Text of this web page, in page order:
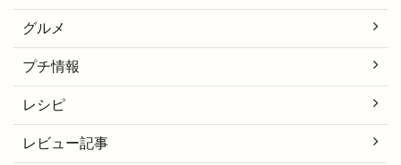
グルメ
プチ情報
レシピ
レビュー記事